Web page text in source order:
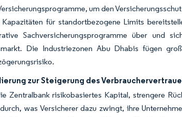
um den
für standortbezogene Limits
Sachversicherungsprogramme über und
Die Industriezonen Abu Dhabis fügen
zur Steigerung des
Zentralbank risikobasiertes Kapital, strengere
was Versicherer dazu zwingt, ihre